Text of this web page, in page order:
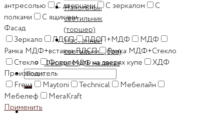
Напольный
светильник
(торшер)
Настенный
светильник (бра)
Фасады МДФ на заказ
Искать:
антресолью
С дверцами С зеркалом
С
полками
С ящиками
Фасад
Зеркало
ЛДСП ЛДСП+МДФ
МДФ
Рамка МДФ+вставка ЛДСП
Рамка МДФ+Стекло
Стекло
Фотопечать на дверях купе
ХДФ
Производитель
Freya
Maytoni Technical
Мебелайн
Мебелеф
МегаKraft
Применить